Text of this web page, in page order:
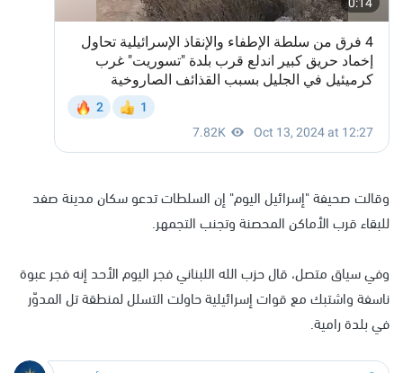
وقالت صحيفة "إسرائيل اليوم" إن السلطات تدعو سكان مدينة صفد
للبقاء قرب الأماكن المحصنة وتجنب التجمهر.
وفي سياق متصل، قال حزب الله اللبناني فجر اليوم الأحد إنه فجر عبوة
ناسفة واشتبك مع قوات إسرائيلية حاولت التسلل لمنطقة تل المدوّر
في بلدة رامية.